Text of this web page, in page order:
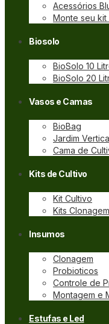
Acessórios
Monte seu kit
Biosolo
BioSolo 10
BioSolo 20
Vasos e Camas
BioBag
Jardim
Cama de
Kits de Cultivo
Kit Cultivo
Kits Clonagem
Insumos
Clonagem
Probioticos
Controle de
Montagem e
Estufas e Led